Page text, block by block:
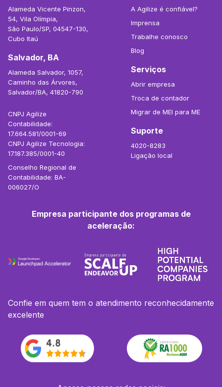
Alameda Vicente Pinzon,
54, Vila Olímpia,
São Paulo/SP, 04547-130,
Cubo Itaú
Salvador, BA
Alameda Salvador, 1057,
Caminho das Árvores,
Salvador/BA, 41820-790
CNPJ Agilize
Contabilidade:
17.664.581/0001-69
CNPJ Agilize Tecnologia:
17.187.385/0001-40
Conselho Regional de
Contabilidade: BA-
006027/O
A Agilize é confiável?
Imprensa
Trabalhe conosco
Blog
Serviços
Abrir empresa
Troca de contador
Migrar de MEI para ME
Suporte
4020-8283
Ligação local
Empresa participante dos programas de
aceleração:
Confie em quem tem o atendimento reconhecidamente
excelente